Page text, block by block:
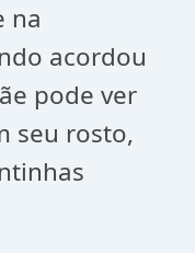
na
acordou
pode ver
seu rosto,